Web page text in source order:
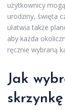
użytkownicy
urodziny, święta
ułatwia także
aby każda
ręcznie wybraną
Jak